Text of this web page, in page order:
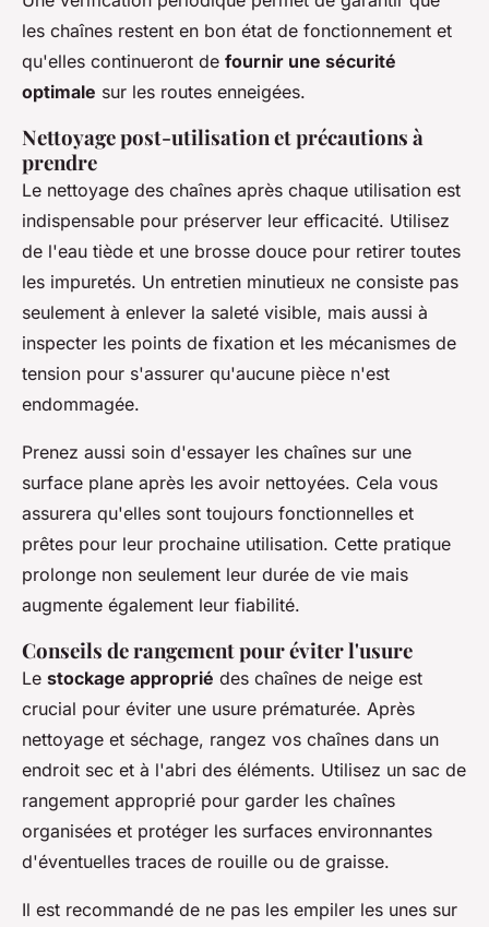
les chaînes restent en bon état de fonctionnement et
qu'elles continueront de fournir une sécurité
optimale sur les routes enneigées.
Nettoyage post-utilisation et précautions à
prendre
Le nettoyage des chaînes après chaque utilisation est
indispensable pour préserver leur efficacité. Utilisez
de l'eau tiède et une brosse douce pour retirer toutes
les impuretés. Un entretien minutieux ne consiste pas
seulement à enlever la saleté visible, mais aussi à
inspecter les points de fixation et les mécanismes de
tension pour s'assurer qu'aucune pièce n'est
endommagée.
Prenez aussi soin d'essayer les chaînes sur une
surface plane après les avoir nettoyées. Cela vous
assurera qu'elles sont toujours fonctionnelles et
prêtes pour leur prochaine utilisation. Cette pratique
prolonge non seulement leur durée de vie mais
augmente également leur fiabilité.
Conseils de rangement pour éviter l'usure
Le stockage approprié des chaînes de neige est
crucial pour éviter une usure prématurée. Après
nettoyage et séchage, rangez vos chaînes dans un
endroit sec et à l'abri des éléments. Utilisez un sac de
rangement approprié pour garder les chaînes
organisées et protéger les surfaces environnantes
d'éventuelles traces de rouille ou de graisse.
Il est recommandé de ne pas les empiler les unes sur